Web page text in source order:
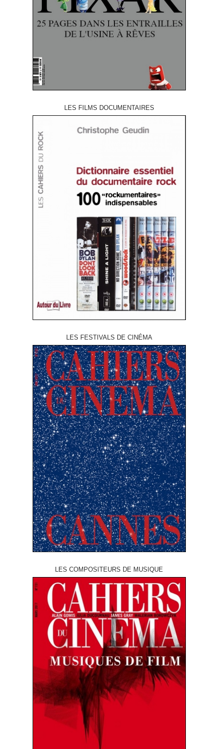
LES FILMS DOCUMENTAIRES
LES FESTIVALS DE CINÉMA
LES COMPOSITEURS DE MUSIQUE